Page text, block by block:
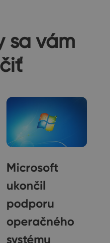
sa vám
Microsoft
ukončil
podporu
operačného
systému